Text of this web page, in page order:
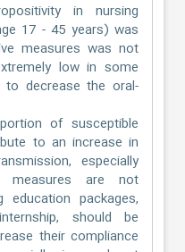
in nursing
17 - 45 years) was
measures was not
low in some
to decrease the oral-
of susceptible
to an increase in
especially
measures are not
education packages,
should be
their compliance